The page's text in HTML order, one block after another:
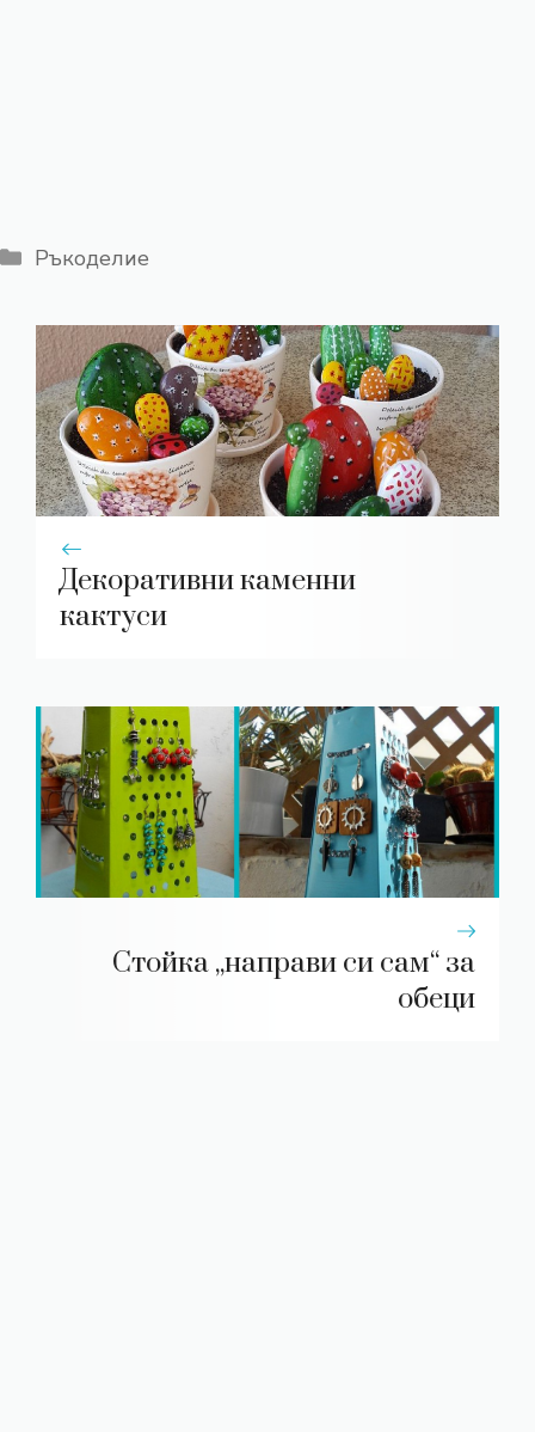
Категории
Ръкоделие
Декоративни каменни
кактуси
Стойка „направи си сам“ за
обеци